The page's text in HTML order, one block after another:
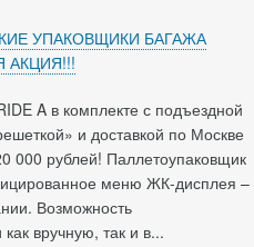
УПАКОВЩИКИ БАГАЖА
АКЦИЯ!!!
A в комплекте с подъездной
и доставкой по Москве
000 рублей! Паллетоупаковщик
меню ЖК-дисплея –
Возможность
вручную, так и в...